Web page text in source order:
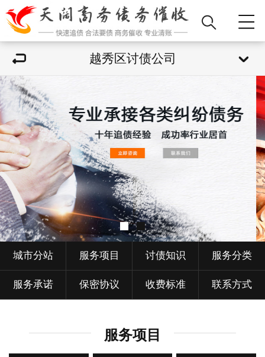
越秀区讨债公司
城市分站 服务项目 讨债知识 服务分类
服务承诺 保密协议 收费标准 联系方式
服务项目